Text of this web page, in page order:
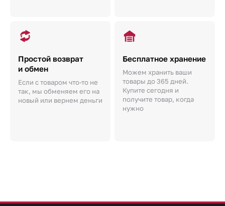
Простой возврат
и обмен
Если с товаром что-то не
так, мы обменяем его на
новый или вернем деньги
Бесплатное хранение
Можем хранить ваши
товары до 365 дней.
Купите сегодня и
получите товар, когда
нужно